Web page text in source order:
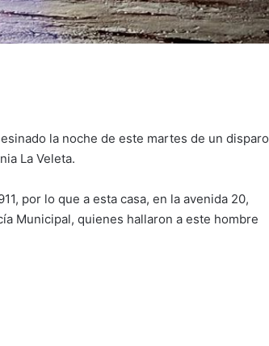
la noche de este martes de un disparo
La Veleta.
por lo que a esta casa, en la avenida 20,
Municipal, quienes hallaron a este hombre